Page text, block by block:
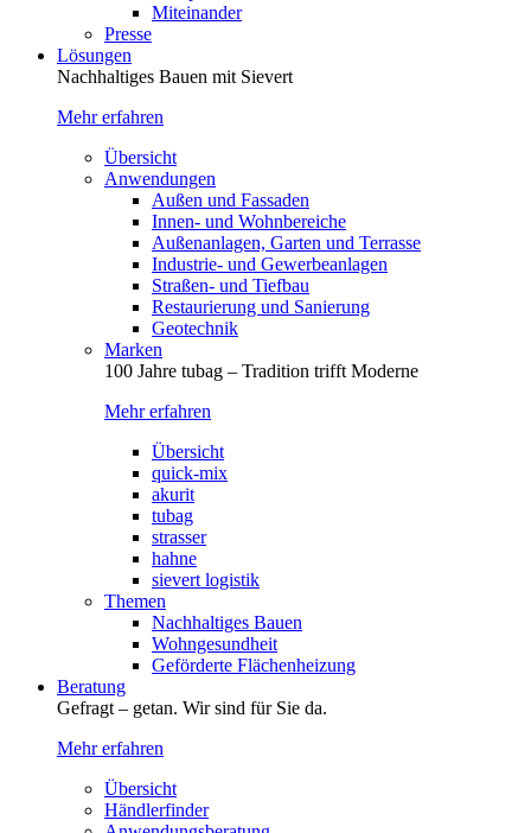
Miteinander
Presse
Lösungen
Nachhaltiges Bauen mit Sievert
Mehr erfahren
Übersicht
Anwendungen
Außen und Fassaden
Innen- und Wohnbereiche
Außenanlagen, Garten und Terrasse
Industrie- und Gewerbeanlagen
Straßen- und Tiefbau
Restaurierung und Sanierung
Geotechnik
Marken
100 Jahre tubag – Tradition trifft Moderne
Mehr erfahren
Übersicht
quick-mix
akurit
tubag
strasser
hahne
sievert logistik
Themen
Nachhaltiges Bauen
Wohngesundheit
Geförderte Flächenheizung
Beratung
Gefragt – getan. Wir sind für Sie da.
Mehr erfahren
Übersicht
Händlerfinder